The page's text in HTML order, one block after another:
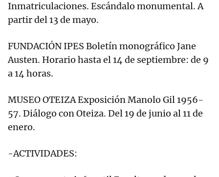
Inmatriculaciones. Escándalo monumental. A
partir del 13 de mayo.
FUNDACIÓN IPES Boletín monográfico Jane
Austen. Horario hasta el 14 de septiembre: de 9
a 14 horas.
MUSEO OTEIZA Exposición Manolo Gil 1956-
57. Diálogo con Oteiza. Del 19 de junio al 11 de
enero.
-ACTIVIDADES: